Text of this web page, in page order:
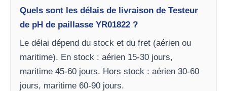
Quels sont les délais de livraison de Testeur
de pH de paillasse YR01822 ?
Le délai dépend du stock et du fret (aérien ou
maritime). En stock : aérien 15-30 jours,
maritime 45-60 jours. Hors stock : aérien 30-60
jours, maritime 60-90 jours.